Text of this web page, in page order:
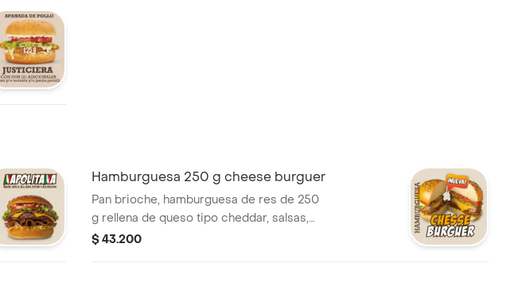
Hamburguesa 250 g cheese burguer
Pan brioche, hamburguesa de res de 250
g rellena de queso tipo cheddar, salsas,
papa cabello de ángel y vegetales.
$ 43.200